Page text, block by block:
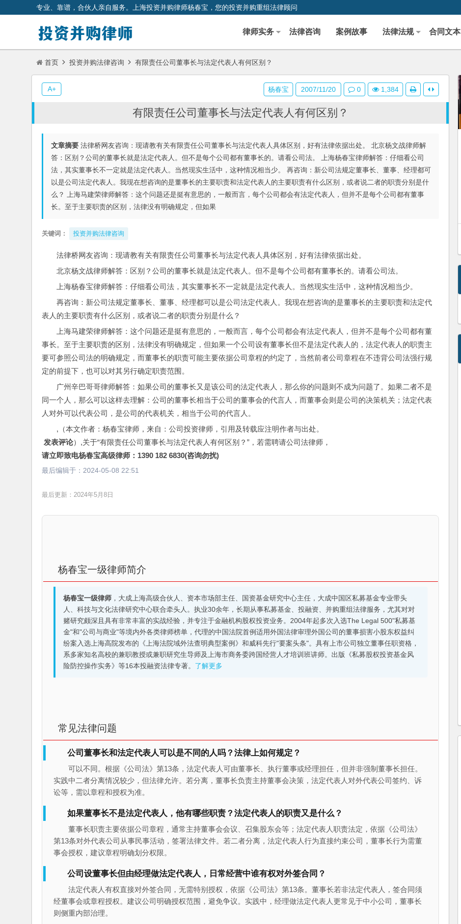
专业、靠谱，合伙人亲自服务。上海投资并购律师杨春宝，您的投资并购重组法律顾问
律师实务 法律咨询 案例故事 法律法规 合同文本
首页 投资并购法律咨询 有限责任公司董事长与法定代表人有何区别？
有限责任公司董事长与法定代表人有何区别？
文章摘要 法律桥网友咨询：现请教有关有限责任公司董事长与法定代表人具体区别，好有法律依据出处。 北京杨文战律师解
答：区别？公司的董事长就是法定代表人。但不是每个公司都有董事长的。请看公司法。 上海杨春宝律师解答：仔细看公司
法，其实董事长不一定就是法定代表人。当然现实生活中，这种情况相当少。 再咨询：新公司法规定董事长、董事、经理都可
以是公司法定代表人。我现在想咨询的是董事长的主要职责和法定代表人的主要职责有什么区别，或者说二者的职责分别是什
么？ 上海马建荣律师解答：这个问题还是挺有意思的，一般而言，每个公司都会有法定代表人，但并不是每个公司都有董事
长。至于主要职责的区别，法律没有明确规定，但如果
关键词： 投资并购法律咨询
法律桥网友咨询：现请教有关有限责任公司董事长与法定代表人具体区别，好有法律依据出处。
北京杨文战律师解答：区别？公司的董事长就是法定代表人。但不是每个公司都有董事长的。请看公司法。
上海杨春宝律师解答：仔细看公司法，其实董事长不一定就是法定代表人。当然现实生活中，这种情况相当少。
再咨询：新公司法规定董事长、董事、经理都可以是公司法定代表人。我现在想咨询的是董事长的主要职责和法定代
表人的主要职责有什么区别，或者说二者的职责分别是什么？
上海马建荣律师解答：这个问题还是挺有意思的，一般而言，每个公司都会有法定代表人，但并不是每个公司都有董
事长。至于主要职责的区别，法律没有明确规定，但如果一个公司设有董事长但不是法定代表人的，法定代表人的职责主
要可参照公司法的明确规定，而董事长的职责可能主要依据公司章程的约定了，当然前者公司章程在不违背公司法强行规
定的前提下，也可以对其另行确定职责范围。
广州辛巴哥哥律师解答：如果公司的董事长又是该公司的法定代表人，那么你的问题则不成为问题了。如果二者不是
同一个人，那么可以这样去理解：公司的董事长相当于公司的董事会的代言人，而董事会则是公司的决策机关；法定代表
人对外可以代表公司，是公司的代表机关，相当于公司的代言人。
,（本文作者：杨春宝律师，来自：公司投资律师，引用及转载应注明作者与出处。
发表评论）,关于“有限责任公司董事长与法定代表人有何区别？”，若需聘请公司法律师，
请立即致电杨春宝高级律师：1390 182 6830(咨询勿扰)
最后编辑于： 2024-05-08 22:51
最后更新：2024年5月8日
杨春宝一级律师简介
杨春宝一级律师，大成上海高级合伙人、资本市场部主任、国资基金研究中心主任，大成中国区私募基金专业带头
人、科技与文化法律研究中心联合牵头人。执业30余年，长期从事私募基金、投融资、并购重组法律服务，尤其对对
赌研究颇深且具有非常丰富的实战经验，并专注于金融机构股权投资业务。2004年起多次入选The Legal 500"私募基
金"和"公司与商业"等境内外各类律师榜单，代理的中国法院首例适用外国法律审理外国公司的董事损害小股东权益纠
纷案入选上海高院发布的《上海法院域外法查明典型案例》和威科先行"要案头条"。具有上市公司独立董事任职资格，
系多家知名高校的兼职教授或兼职研究生导师及上海市商务委跨国经营人才培训班讲师。出版《私募股权投资基金风
险防控操作实务》等16本投融资法律专著。 了解更多
常见法律问题
公司董事长和法定代表人可以是不同的人吗？法律上如何规定？
可以不同。根据《公司法》第13条，法定代表人可由董事长、执行董事或经理担任，但并非强制董事长担任。
实践中二者分离情况较少，但法律允许。若分离，董事长负责主持董事会决策，法定代表人对外代表公司签约、诉
讼等，需以章程和授权为准。
如果董事长不是法定代表人，他有哪些职责？法定代表人的职责又是什么？
董事长职责主要依据公司章程，通常主持董事会会议、召集股东会等；法定代表人职责法定，依据《公司法》
第13条对外代表公司从事民事活动，签署法律文件。若二者分离，法定代表人行为直接约束公司，董事长行为需董
事会授权，建议章程明确划分权限。
公司设董事长但由经理做法定代表人，日常经营中谁有权对外签合同？
法定代表人有权直接对外签合同，无需特别授权，依据《公司法》第13条。董事长若非法定代表人，签合同须
经董事会或章程授权。建议公司明确授权范围，避免争议。实践中，经理做法定代表人更常见于中小公司，董事长
则侧重内部治理。
杨春宝 2007/11/20 0 1,384
A+